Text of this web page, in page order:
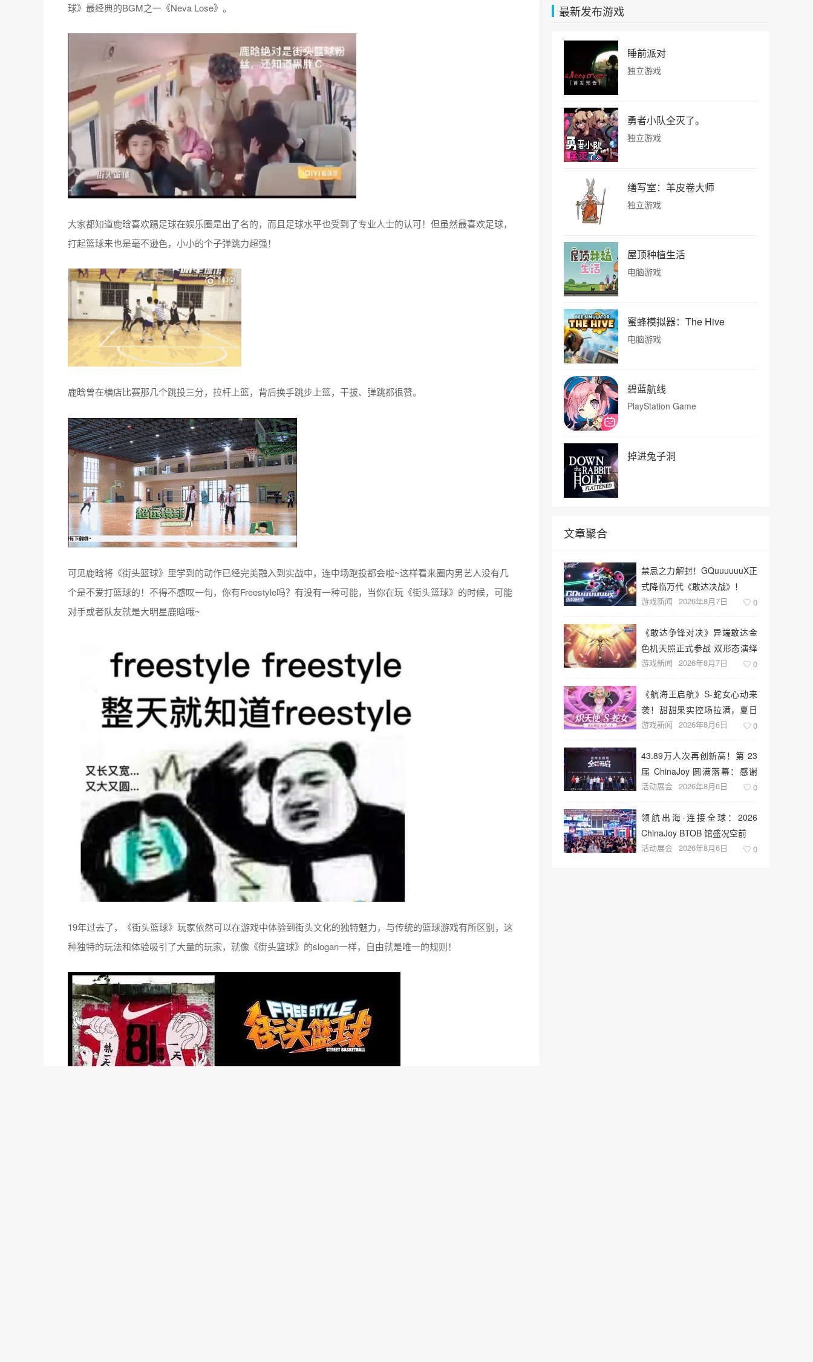
球》最经典的BGM之一《Neva Lose》。
大家都知道鹿晗喜欢踢足球在娱乐圈是出了名的，而且足球水平也受到了专业人士的认可！但虽然最喜欢足球，
打起篮球来也是毫不逊色，小小的个子弹跳力超强！
鹿晗曾在横店比赛那几个跳投三分，拉杆上篮，背后换手跳步上篮，干拔、弹跳都很赞。
可见鹿晗将《街头篮球》里学到的动作已经完美融入到实战中，连中场跑投都会啦~这样看来圈内男艺人没有几
个是不爱打篮球的！不得不感叹一句，你有Freestyle吗？有没有一种可能，当你在玩《街头篮球》的时候，可能
对手或者队友就是大明星鹿晗哦~
19年过去了，《街头篮球》玩家依然可以在游戏中体验到街头文化的独特魅力，与传统的篮球游戏有所区别，这
种独特的玩法和体验吸引了大量的玩家，就像《街头篮球》的slogan一样，自由就是唯一的规则！
最新发布游戏
睡前派对
独立游戏
勇者小队全灭了。
独立游戏
缮写室：羊皮卷大师
独立游戏
屋顶种植生活
电脑游戏
蜜蜂模拟器：The Hive
电脑游戏
碧蓝航线
PlayStation Game
掉进兔子洞
文章聚合
禁忌之力解封！GQuuuuuuX正
式降临万代《敢达决战》！
游戏新闻 2026年8月7日 0
《敢达争锋对决》异端敢达金
色机天照正式参战 双形态演绎
空中战技
游戏新闻 2026年8月7日 0
《航海王启航》S-蛇女心动来
袭！甜甜果实控场拉满，夏日
盛宴开启
游戏新闻 2026年8月6日 0
43.89万人次再创新高！第 23
届 ChinaJoy 圆满落幕：感谢
有你，共赴这场“与 AI 同游”的
活动展会 2026年8月6日 0
领航出海·连接全球：2026
ChinaJoy BTOB 馆盛况空前
活动展会 2026年8月6日 0